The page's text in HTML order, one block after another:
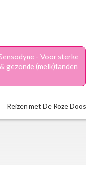
- Voor sterke
& gezonde (melk)tanden
Reizen met De Roze Doos